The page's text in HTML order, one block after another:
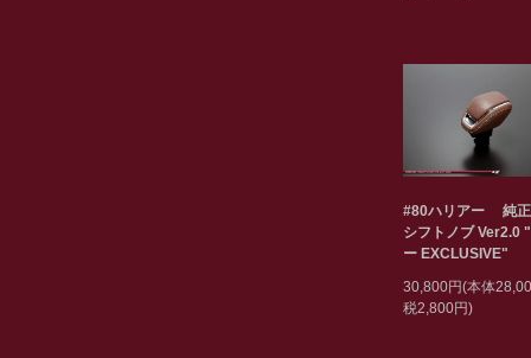
#80ハリアー 純正
シフトノブ Ver2.0
ー EXCLUSIVE"
30,800円(本体
税2,800円)